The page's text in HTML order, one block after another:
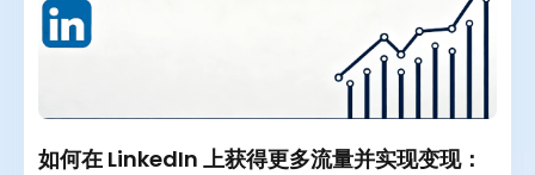
如何在 LinkedIn 上获得更多流量并实现变现：